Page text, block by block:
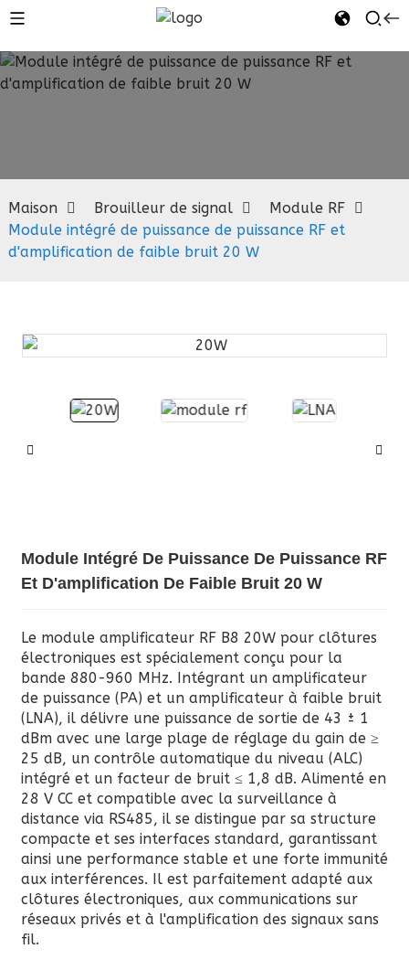
Maison Brouilleur de signal
Module RF
Module intégré de puissance de puissance RF et
d'amplification de faible bruit 20 W
Module Intégré De Puissance De Puissance RF
Et D'amplification De Faible Bruit 20 W
Le module amplificateur RF B8 20W pour clôtures
électroniques est spécialement conçu pour la
bande 880-960 MHz. Intégrant un amplificateur
de puissance (PA) et un amplificateur à faible bruit
(LNA), il délivre une puissance de sortie de 43 ± 1
dBm avec une large plage de réglage du gain de ≥
25 dB, un contrôle automatique du niveau (ALC)
intégré et un facteur de bruit ≤ 1,8 dB. Alimenté en
28 V CC et compatible avec la surveillance à
distance via RS485, il se distingue par sa structure
compacte et ses interfaces standard, garantissant
ainsi une performance stable et une forte immunité
aux interférences. Il est parfaitement adapté aux
clôtures électroniques, aux communications sur
réseaux privés et à l'amplification des signaux sans
fil.